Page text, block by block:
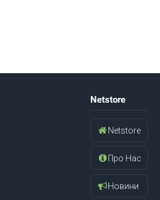
Netstore
Netstore
Про Нас
Новини